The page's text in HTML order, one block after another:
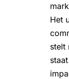
Het
stelt